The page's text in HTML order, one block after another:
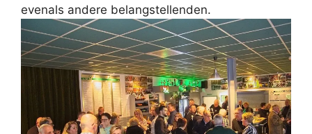
evenals andere belangstellenden.